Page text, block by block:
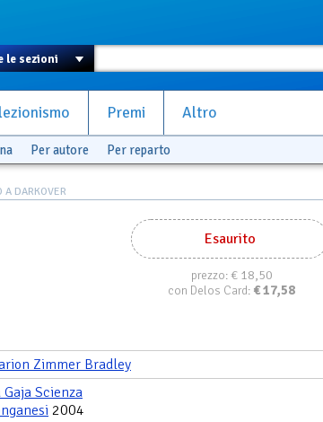
Premi Altro
Per autore Per reparto
A DARKOVER
Esaurito
prezzo:€ 18,50
con Delos Card: €17,58
Zimmer Bradley
Gaja Scienza
2004